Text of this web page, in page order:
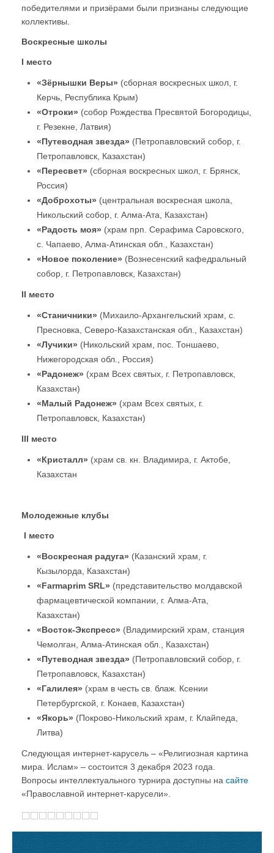
победителями и призёрами были признаны следующие
коллективы.
Воскресные школы
I место
«Зёрнышки Веры» (сборная воскресных школ, г.
Керчь, Республика Крым)
«Отроки» (собор Рождества Пресвятой Богородицы,
г. Резекне, Латвия)
«Путеводная звезда» (Петропавловский собор, г.
Петропавловск, Казахстан)
«Пересвет» (сборная воскресных школ, г. Брянск,
Россия)
«Доброхоты» (центральная воскресная школа,
Никольский собор, г. Алма-Ата, Казахстан)
«Радость моя» (храм прп. Серафима Саровского,
с. Чапаево, Алма-Атинская обл., Казахстан)
«Новое поколение» (Вознесенский кафедральный
собор, г. Петропавловск, Казахстан)
II место
«Станичники» (Михаило-Архангельский храм, с.
Пресновка, Северо-Казахстанская обл., Казахстан)
«Лучики» (Никольский храм, пос. Тоншаево,
Нижегородская обл., Россия)
«Радонеж» (храм Всех святых, г. Петропавловск,
Казахстан)
«Малый Радонеж» (храм Всех святых, г.
Петропавловск, Казахстан)
III место
«Кристалл» (храм св. кн. Владимира, г. Актобе,
Казахстан
Молодежные клубы
I место
«Воскресная радуга» (Казанский храм, г.
Кызылорда, Казахстан)
«Farmaprim SRL» (представительство молдавской
фармацевтической компании, г. Алма-Ата,
Казахстан)
«Восток-Экспресс» (Владимирский храм, станция
Чемолган, Алма-Атинская обл., Казахстан)
«Путеводная звезда» (Петропавловский собор, г.
Петропавловск, Казахстан)
«Галилея» (храм в честь св. блаж. Ксении
Петербургской, г. Конаев, Казахстан)
«Якорь» (Покрово-Никольский храм, г. Клайпеда,
Литва)
Следующая интернет-карусель – «Религиозная картина
мира. Ислам» – состоится 3 декабря 2023 года.
Вопросы интеллектуального турнира доступны на сайте
«Православной интернет-карусели».